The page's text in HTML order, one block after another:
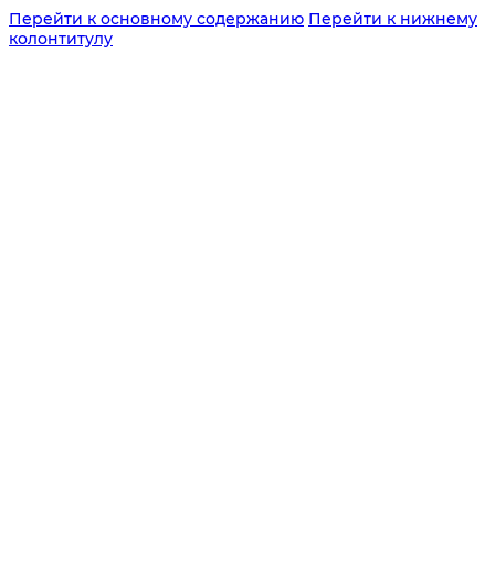
Перейти к основному содержанию Перейти к нижнему
колонтитулу